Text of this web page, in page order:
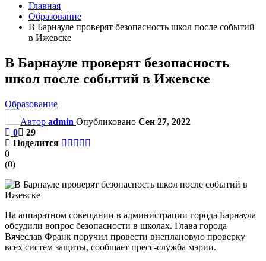
Главная
Образование
В Барнауле проверят безопасность школ после событий
в Ижевске
В Барнауле проверят безопасность
школ после событий в Ижевске
Образование
Автор admin Опубликовано Сен 27, 2022
0
29
Поделится
0
(0)
На аппаратном совещании в администрации города Барнаула
обсудили вопрос безопасности в школах. Глава города
Вячеслав Франк поручил провести внеплановую проверку
всех систем защиты, сообщает пресс-служба мэрии.